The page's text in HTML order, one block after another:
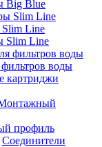
Big Blue
Line
Slim Line
воды
картриджи
профиль
Соединители